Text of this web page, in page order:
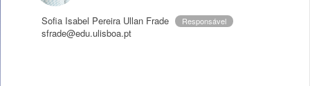
Sofia Isabel Pereira Ullan Frade Responsável
sfrade@edu.ulisboa.pt